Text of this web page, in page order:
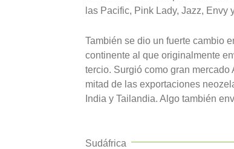
las Pacific, Pink Lady, Jazz,
También se dio un fuerte cambio
continente al que originalmente
tercio. Surgió como gran
mitad de las exportaciones
India y Tailandia. Algo también
Sudáfrica